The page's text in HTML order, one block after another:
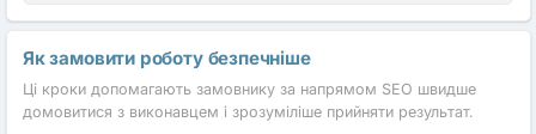
Як замовити роботу безпечніше
Ці кроки допомагають замовнику за напрямом SEO швидше
домовитися з виконавцем і зрозуміліше прийняти результат.